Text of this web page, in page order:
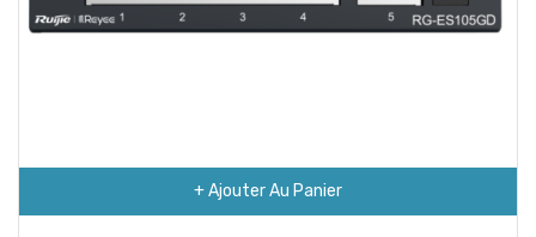
+ Ajouter Au Panier